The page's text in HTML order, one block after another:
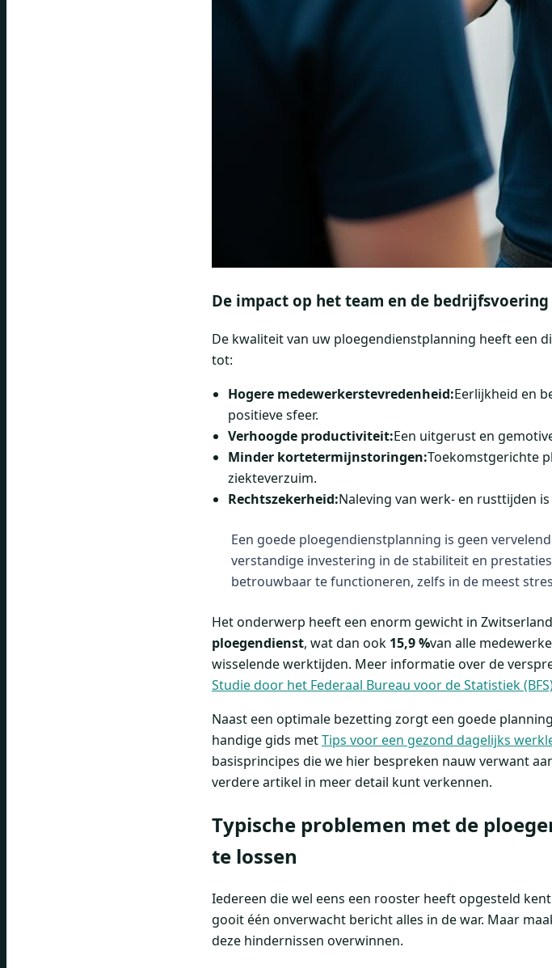
De impact op het team en de bedrijfsvoering
De kwaliteit van uw ploegendienstplanning heeft een
tot:
Hogere medewerkerstevredenheid:Eerlijkheid en
positieve sfeer.
Verhoogde productiviteit:Een uitgerust en
Minder kortetermijnstoringen:Toekomstgerichte
ziekteverzuim.
Rechtszekerheid:Naleving van werk- en rusttijden
Een goede ploegendienstplanning is geen
verstandige investering in de stabiliteit en
betrouwbaar te functioneren, zelfs in de meest
Het onderwerp heeft een enorm gewicht in
ploegendienst, wat dan ook 15,9 %van alle
wisselende werktijden. Meer informatie over de
Studie door het Federaal Bureau voor de Statistiek
Naast een optimale bezetting zorgt een goede
handige gids metTips voor een gezond dagelijks
basisprincipes die we hier bespreken nauw verwant
verdere artikel in meer detail kunt verkennen.
Typische problemen met de
te lossen
Iedereen die wel eens een rooster heeft opgesteld
gooit één onverwacht bericht alles in de war. Maar
deze hindernissen overwinnen.